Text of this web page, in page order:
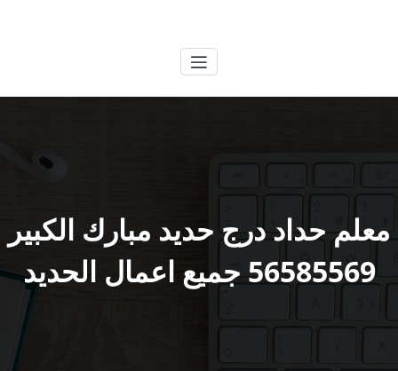
معلم حداد درج حديد مبارك الكبير
56585569 جميع اعمال الحديد